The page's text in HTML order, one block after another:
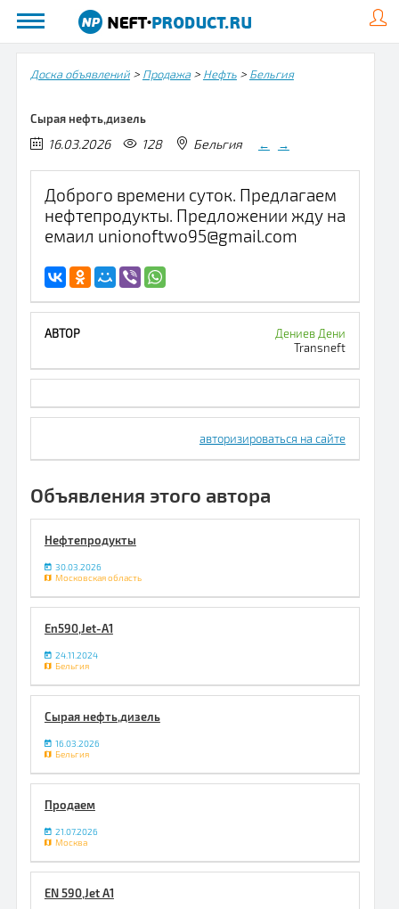
Доска объявлений> Продажа> Нефть> Бельгия
Сырая нефть,дизель
16.03.2026 128 Бельгия ← →
Доброго времени суток. Предлагаем
нефтепродукты. Предложении жду на
емаил unionoftwo95@gmail.com
Дениев Дени
Transneft
авторизироваться на сайте
Объявления этого автора
Нефтепродукты
30.03.2026
Московская область
En590,Jet-A1
24.11.2024
Бельгия
Сырая нефть,дизель
16.03.2026
Бельгия
Продаем
21.07.2026
Москва
EN 590,Jet A1